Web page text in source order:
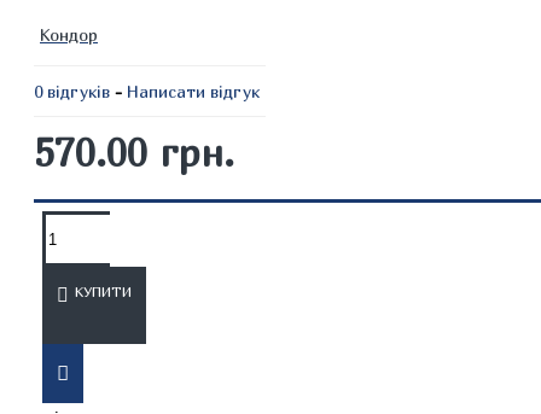
Кондор
0 відгуків - Написати відгук
570.00 грн.
КУПИТИ
ОПИС
Глосарій охоплює основні
терміни та поняття